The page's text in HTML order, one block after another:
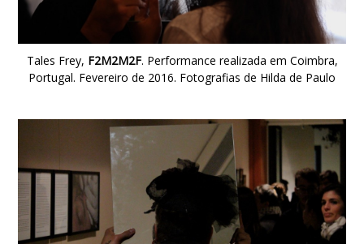
Tales Frey, F2M2M2F. Performance realizada em Coimbra,
Portugal. Fevereiro de 2016. Fotografias de Hilda de Paulo